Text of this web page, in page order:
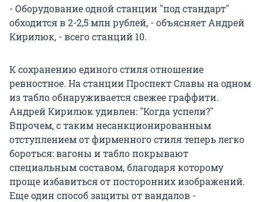
- Оборудование одной станции "под стандарт"
обходится в 2-2,5 млн рублей, - объясняет Андрей
Кирилюк, - всего станций 10.
К сохранению единого стиля отношение
ревностное. На станции Проспект Славы на одном
из табло обнаруживается свежее граффити.
Андрей Кирилюк удивлен: "Когда успели?"
Впрочем, с таким несанкционированным
отступлением от фирменного стиля теперь легко
бороться: вагоны и табло покрывают
специальным составом, благодаря которому
проще избавиться от посторонних изображений.
Еще один способ защиты от вандалов -